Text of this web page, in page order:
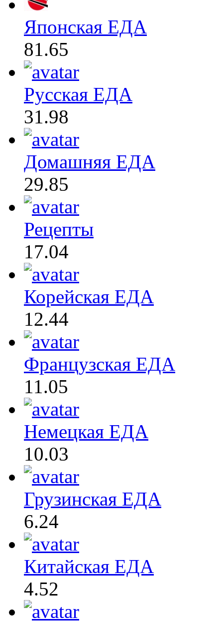
Японская ЕДА
81.65
Русская ЕДА
31.98
Домашняя ЕДА
29.85
Рецепты
17.04
Корейская ЕДА
12.44
Французская ЕДА
11.05
Немецкая ЕДА
10.03
Грузинская ЕДА
6.24
Китайская ЕДА
4.52